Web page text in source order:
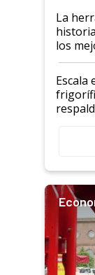
La
los
Escala